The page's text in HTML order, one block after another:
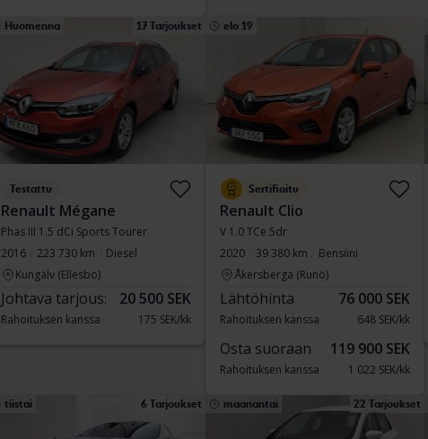
Huomenna 17 Tarjoukset
Testattu
Renault Mégane
Phas III 1.5 dCi Sports Tourer
2016
223 730 km
Diesel
Kungälv (Ellesbo)
Johtava tarjous: 20 500 SEK
Rahoituksen kanssa 175 SEK/kk
elo 19
Sertifioitu
Renault Clio
V 1.0 TCe 5dr
2020
39 380 km
Bensiini
Åkersberga (Runö)
Lähtöhinta 76 000 SEK
Rahoituksen kanssa 648 SEK/kk
Osta suoraan 119 900 SEK
Rahoituksen kanssa 1 022 SEK/kk
tiistai 6 Tarjoukset maanantai 22 Tarjoukset